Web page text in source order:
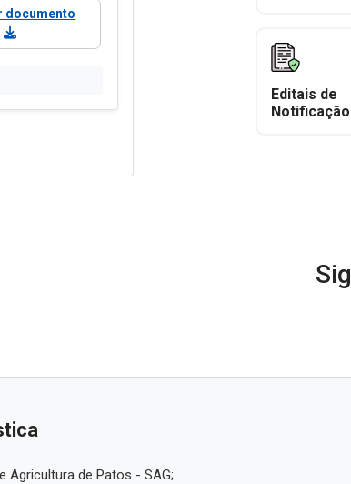
documento
Editais de
Notificação
Agricultura de Patos - SAG;